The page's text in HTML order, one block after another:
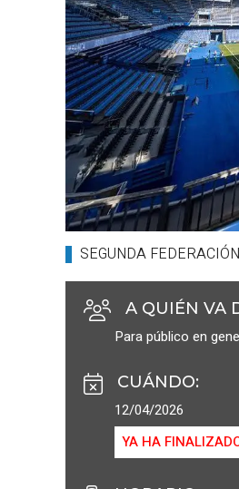
SEGUNDA
A QUIÉN VA
Para público en
CUÁNDO:
12/04/2026
YA HA